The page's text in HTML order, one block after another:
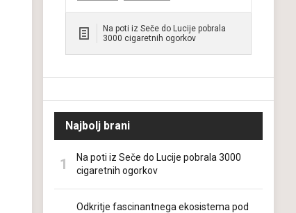
Na poti iz Seče do Lucije pobrala
3000 cigaretnih ogorkov
Najbolj brani
Na poti iz Seče do Lucije pobrala 3000
cigaretnih ogorkov
Odkritje fascinantnega ekosistema pod